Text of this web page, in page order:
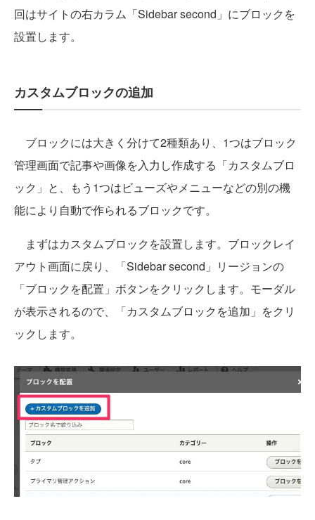
回はサイトの右カラム「Sidebar second」にブロックを
設置します。
カスタムブロックの追加
ブロックには大きく分けて2種類あり、1つはブロック
管理画面で記事や画像を入力し作成する「カスタムブロ
ック」と、もう1つはビューズやメニューなどの別の機
能により自動で作られるブロックです。
まずはカスタムブロックを設置します。ブロックレイ
アウト画面に戻り、「Sidebar second」リージョンの
「ブロックを配置」ボタンをクリックします。モーダル
が表示されるので、「カスタムブロックを追加」をクリ
ックします。